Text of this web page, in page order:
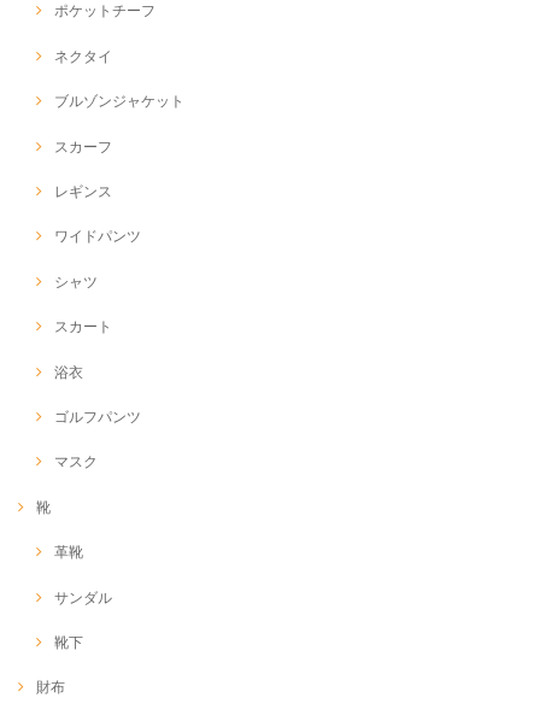
ポケットチーフ
ネクタイ
ブルゾンジャケット
スカーフ
レギンス
ワイドパンツ
シャツ
スカート
浴衣
ゴルフパンツ
マスク
靴
革靴
サンダル
靴下
財布